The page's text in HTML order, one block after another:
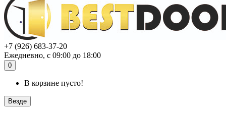
+7 (926) 683-37-20
Ежедневно, с 09:00 до 18:00
0
В корзине пусто!
Везде